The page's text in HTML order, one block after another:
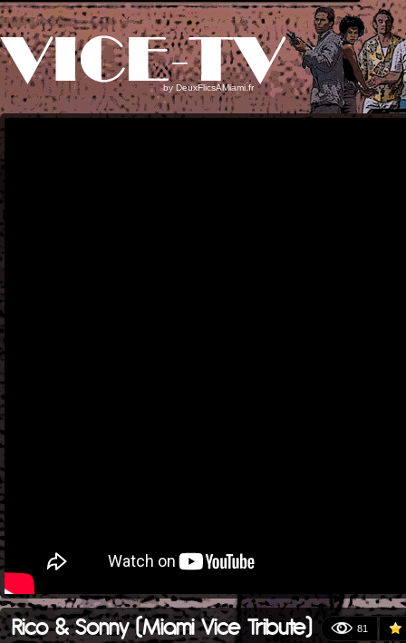
by DeuxFlicsAMiami.fr
Rico & Sonny (Miami Vice Tribute) 81